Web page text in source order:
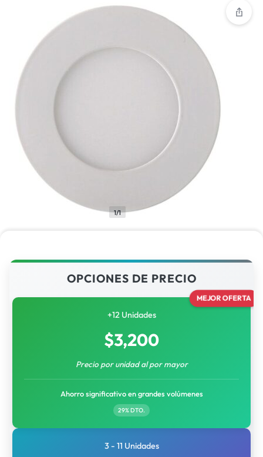
1/1
OPCIONES DE PRECIO
MEJOR OFERTA
+12 Unidades
$3,200
Precio por unidad al por mayor
Ahorro significativo en grandes volúmenes
29% DTO.
3 - 11 Unidades